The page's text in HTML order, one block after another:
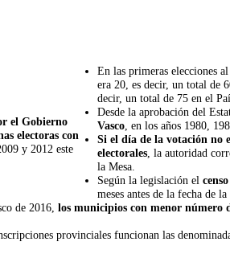
el Gobierno
electoras con
y 2012 este
En las primeras elecciones
era 20, es decir, un total de
decir, un total de 75 en el
Desde la aprobación del
Vasco , en los años 1980,
Si el día de la votación no
electorales , la autoridad
la Mesa.
Según la legislación el
meses antes de la fecha de
de 2016, los municipios con menor número
provinciales funcionan las